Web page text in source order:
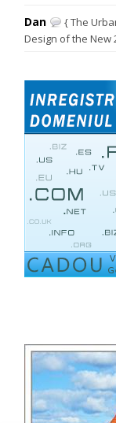
Dan
{ The
Design of the New